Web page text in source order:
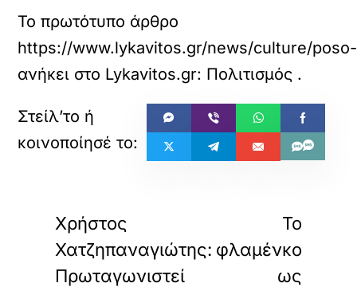
Το πρωτότυπο άρθρο
https://www.lykavitos.gr/news/culture/
ανήκει στο Lykavitos.gr: Πολιτισμός .
Χρήστος
Χατζηπαναγιώτης:
Πρωταγωνιστεί
Το
φλαμένκο
ως